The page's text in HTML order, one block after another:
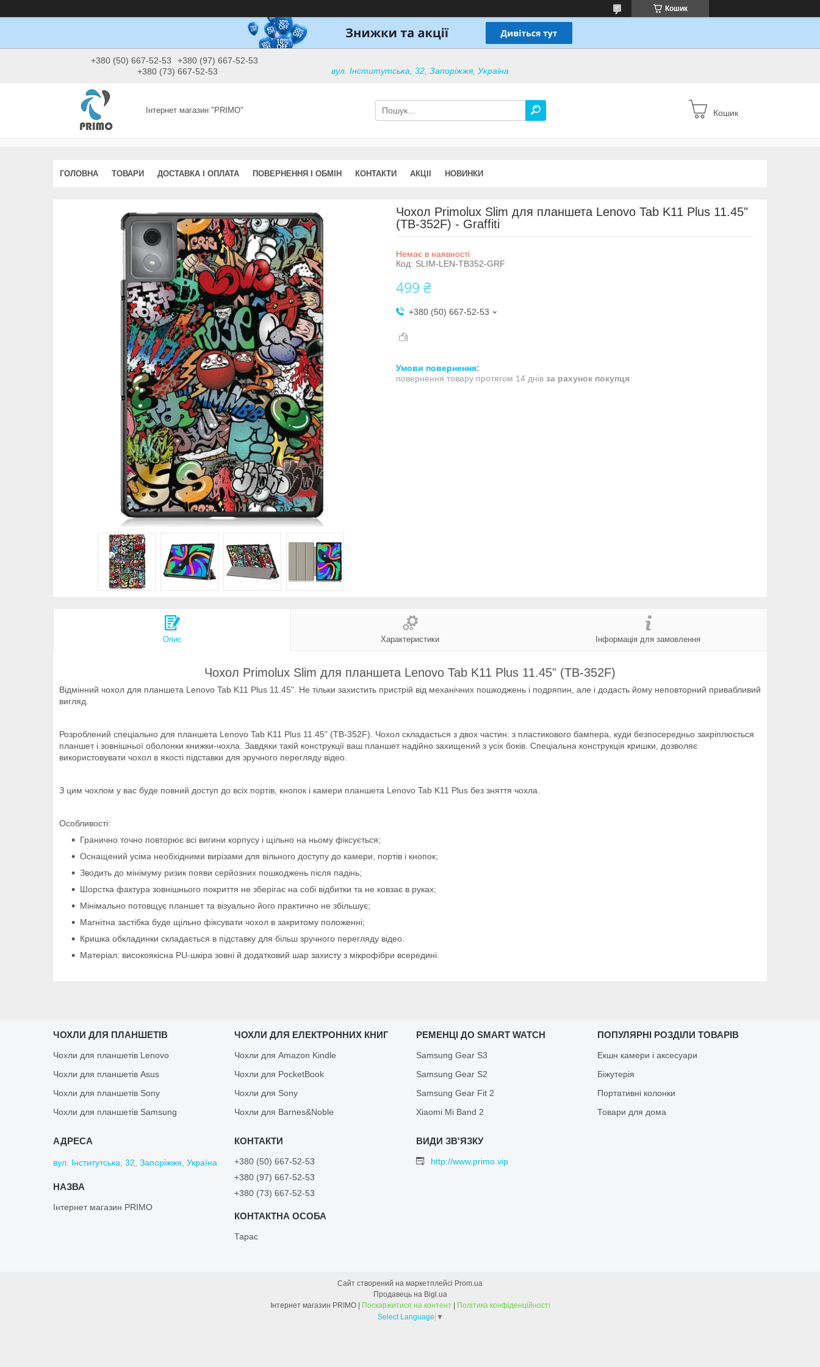
Кошик
+380 (50) 667-52-53
+380 (97) 667-52-53
+380 (73) 667-52-53
вул. Інститутська, 32, Запоріжжя, Україна
Інтернет магазин "PRIMO" Кошик
ГОЛОВНА ТОВАРИ ДОСТАВКА І ОПЛАТА ПОВЕРНЕННЯ І ОБМІН КОНТАКТИ АКЦІІ НОВИНКИ
Чохол Primolux Slim для планшета Lenovo Tab K11 Plus 11.45"
(TB-352F) - Graffiti
Немає в наявності
Код: SLIM-LEN-TB352-GRF
499 ₴
+380 (50) 667-52-53
повернення товару протягом 14 днів за рахунок покупця
Опис Характеристики Інформація для замовлення
Чохол Primolux Slim для планшета Lenovo Tab K11 Plus 11.45" (TB-352F)
Відмінний чохол для планшета Lenovo Tab K11 Plus 11.45". Не тільки захистить пристрій від механічних пошкоджень і подряпин, але і додасть йому неповторний привабливий
вигляд.
Розроблений спеціально для планшета Lenovo Tab K11 Plus 11.45" (TB-352F). Чохол складається з двох частин: з пластикового бампера, куди безпосередньо закріплюється
планшет і зовнішньої оболонки книжки-чохла. Завдяки такій конструкції ваш планшет надійно захищений з усіх боків. Спеціальна конструкція кришки, дозволяє
використовувати чохол в якості підставки для зручного перегляду відео.
З цим чохлом у вас буде повний доступ до всіх портів, кнопок і камери планшета Lenovo Tab K11 Plus без зняття чохла.
Особливості:
Гранично точно повторює всі вигини корпусу і щільно на ньому фіксується;
Оснащений усіма необхідними вирізами для вільного доступу до камери, портів і кнопок;
Зводить до мінімуму ризик появи серйозних пошкоджень після падінь;
Шорстка фактура зовнішнього покриття не зберігає на собі відбитки та не ковзає в руках;
Мінімально потовщує планшет та візуально його практично не збільшує;
Магнітна застібка буде щільно фіксувати чохол в закритому положенні;
Кришка обкладинки складається в підставку для більш зручного перегляду відео.
Матеріал: високоякісна PU-шкіра зовні й додатковий шар захисту з мікрофібри всередині.
ЧОХЛИ ДЛЯ ПЛАНШЕТІВ
Чохли для планшетів Lenovo
Чохли для планшетів Asus
Чохли для планшетів Sony
Чохли для планшетів Samsung
ЧОХЛИ ДЛЯ ЕЛЕКТРОННИХ КНИГ
Чохли для Amazon Kindle
Чохли для PocketBook
Чохли для Sony
Чохли для Barnes&Noble
РЕМЕНЦІ ДО SMART WATCH
Samsung Gear S3
Samsung Gear S2
Samsung Gear Fit 2
Xiaomi Mi Band 2
ПОПУЛЯРНІ РОЗДІЛИ ТОВАРІВ
Екшн камери і аксесуари
Біжутерія
Портативні колонки
Товари для дома
вул. Інститутська, 32, Запоріжжя, Україна
Інтернет магазин PRIMO
+380 (50) 667-52-53
+380 (97) 667-52-53
+380 (73) 667-52-53
Тарас
http://www.primo.vip
Сайт створений на маркетплейсі Prom.ua
Продавець на Bigl.ua
Інтернет магазин PRIMO | Поскаржитися на контент | Політика конфіденційності
Select Language ▼